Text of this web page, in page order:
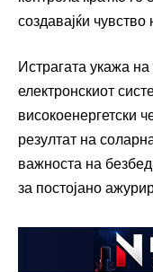
создавајќи чувство
Истрагата укажа
електронскиот
високоенергетски
резултат на
важноста на
за постојано